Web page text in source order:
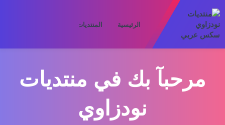
الرئيسية المنتديات
مرحبآ بك في منتديات
نودزاوي